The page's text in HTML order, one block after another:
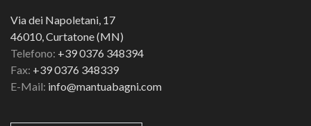
Via dei Napoletani, 17
46010, Curtatone (MN)
Telefono: +39 0376 348394
Fax: +39 0376 348339
E-Mail: info@mantuabagni.com